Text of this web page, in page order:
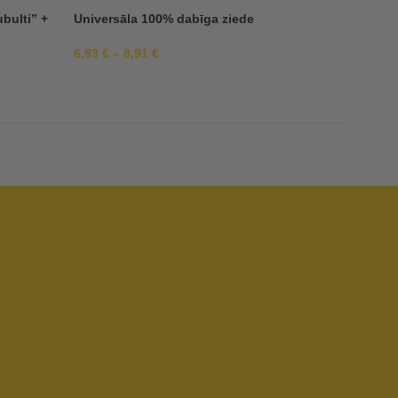
+
Universāla 100% dabīga ziede
6,93 € – 8,91 €